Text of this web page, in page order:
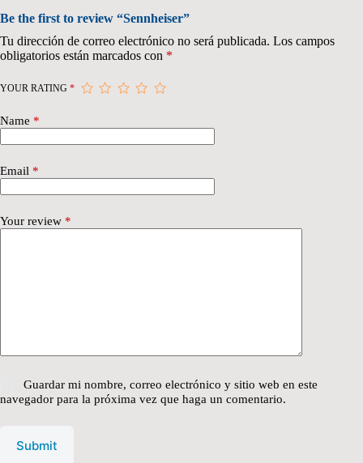
Be the first to review “Sennheiser”
Tu dirección de correo electrónico no será publicada. Los campos
obligatorios están marcados con *
YOUR RATING *
Name *
Email *
Your review *
Guardar mi nombre, correo electrónico y sitio web en este
navegador para la próxima vez que haga un comentario.
Submit